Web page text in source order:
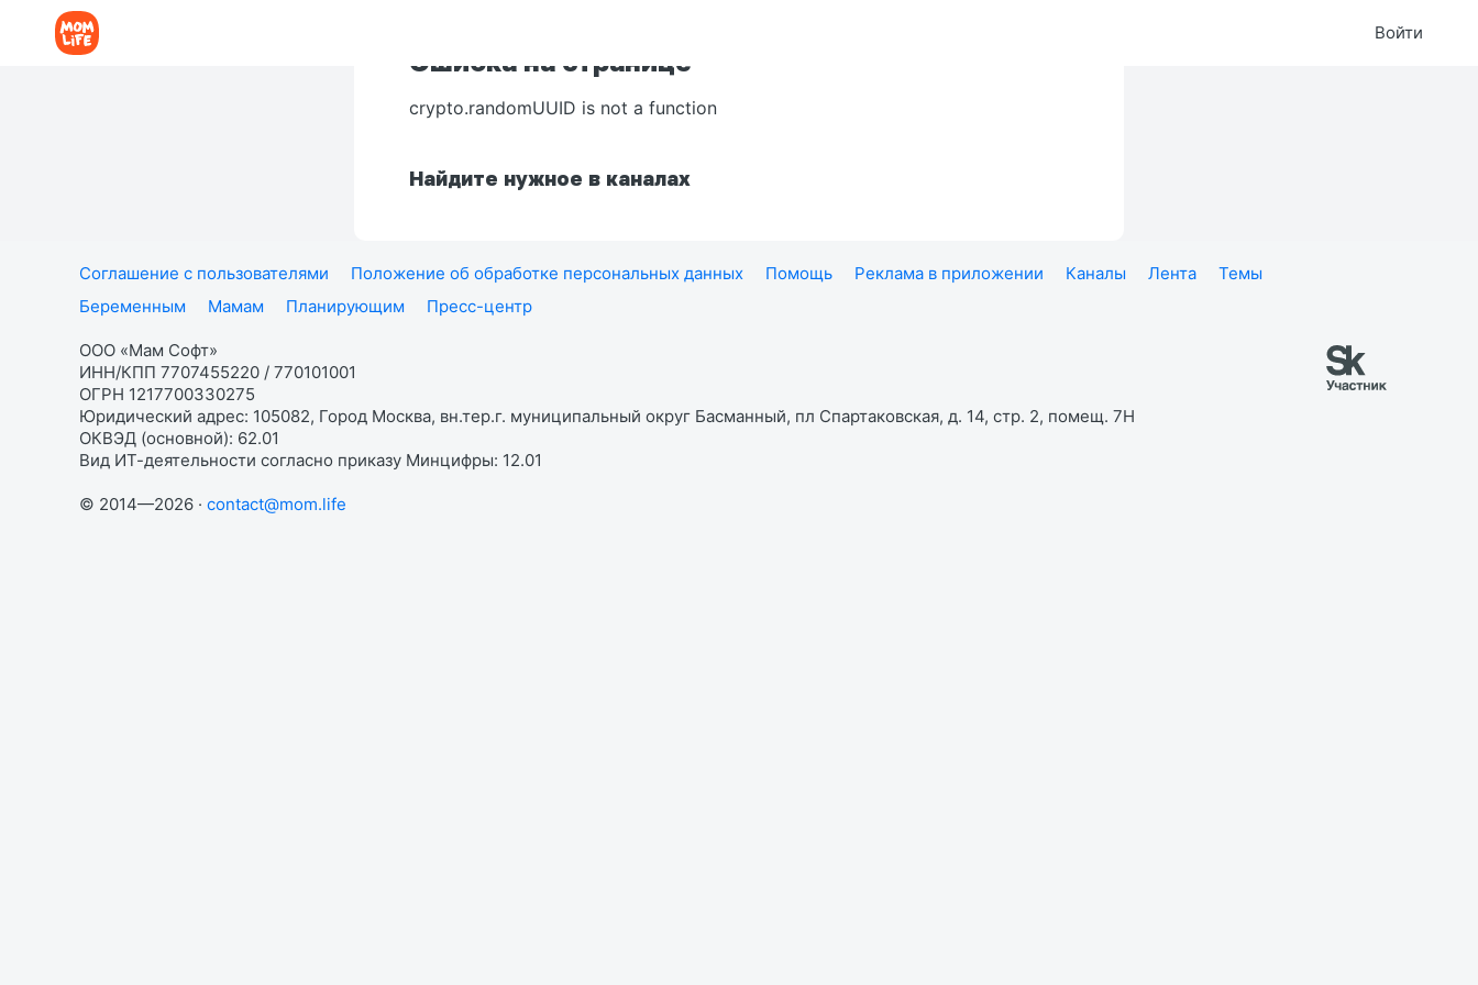
Войти
Ошибка на странице
crypto.randomUUID is not a function
Найдите нужное в каналах
Соглашение с пользователями Положение об обработке персональных данных Помощь Реклама в приложении Каналы Лента
Темы
Беременным
Мамам Планирующим Пресс-центр
ООО «Мам Софт»
ИНН/КПП 7707455220 / 770101001
ОГРН 1217700330275
Юридический адрес: 105082, Город Москва, вн.тер.г. муниципальный округ Басманный, пл Спартаковская, д. 14, стр. 2, помещ. 7Н
ОКВЭД (основной): 62.01
Вид ИТ-деятельности согласно приказу Минцифры: 12.01
© 2014—2026 · contact@mom.life